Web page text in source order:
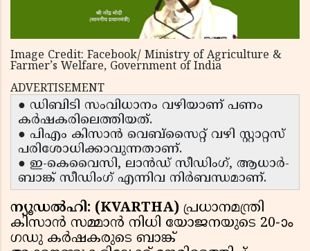
Image Credit: Facebook/ Ministry of Agriculture &
Farmer’s Welfare, Government of India
ADVERTISEMENT
● ഡിബിടി സംവിധാനം വഴിയാണ് പണം
കർഷകരിലെത്തിയത്.
● പിഎം കിസാൻ വെബ്സൈറ്റ് വഴി സ്റ്റാറ്റസ്
പരിശോധിക്കാവുന്നതാണ്.
● ഇ-കെവൈസി, ലാൻഡ് സീഡിംഗ്, ആധാർ-
ബാങ്ക് സീഡിംഗ് എന്നിവ നിർബന്ധമാണ്.
ന്യൂഡൽഹി: (KVARTHA) പ്രധാനമന്ത്രി
കിസാൻ സമ്മാൻ നിധി യോജനയുടെ 20-ാം
ഗഡു കർഷകരുടെ ബാങ്ക്